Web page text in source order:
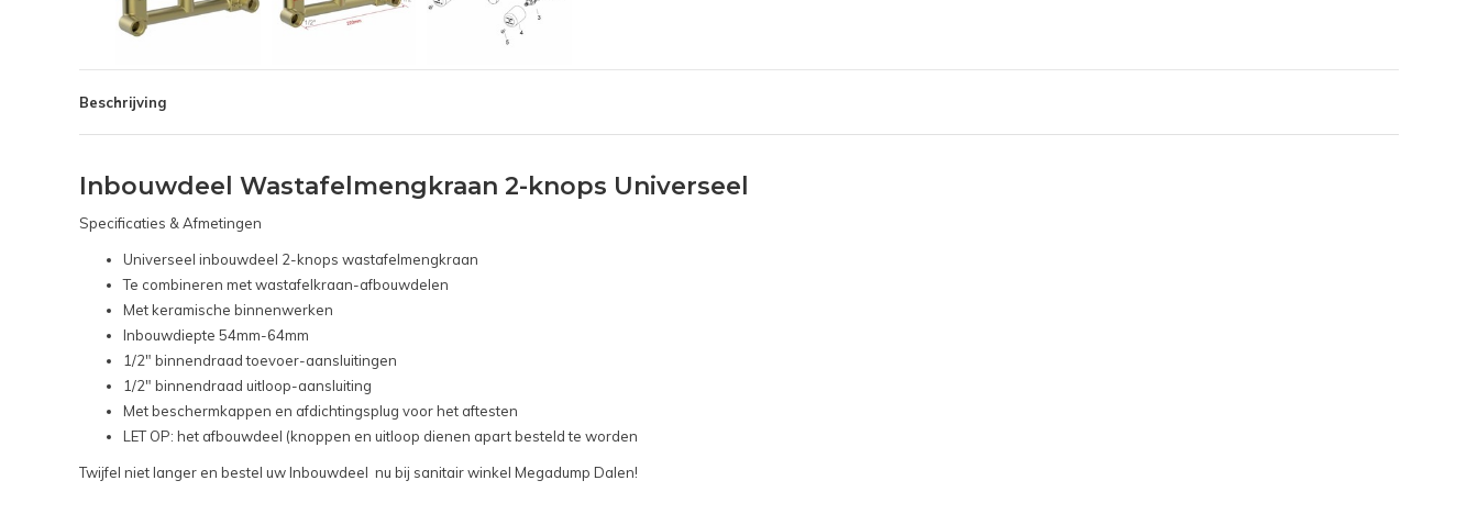
Beschrijving
Inbouwdeel Wastafelmengkraan 2-knops Universeel
Specificaties & Afmetingen
Universeel inbouwdeel 2-knops wastafelmengkraan
Te combineren met wastafelkraan-afbouwdelen
Met keramische binnenwerken
Inbouwdiepte 54mm-64mm
1/2" binnendraad toevoer-aansluitingen
1/2" binnendraad uitloop-aansluiting
Met beschermkappen en afdichtingsplug voor het aftesten
LET OP: het afbouwdeel (knoppen en uitloop dienen apart besteld te worden
Twijfel niet langer en bestel uw Inbouwdeel nu bij sanitair winkel Megadump Dalen!